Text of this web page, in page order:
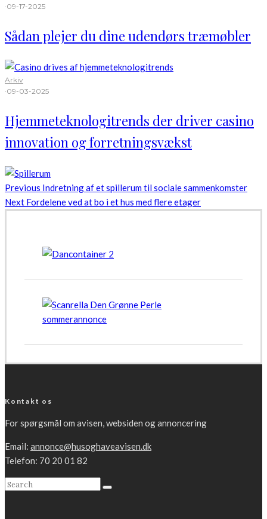
·09-17-2025
Sådan plejer du dine udendørs træmøbler
Arkiv
·09-03-2025
Hjemmeteknologitrends der driver casino
innovation og forretningsvækst
Previous Indretning af et spillerum til sociale sammenkomster
Next Fordelene ved at bo i et hus med flere etager
Kontakt os
For spørgsmål om avisen, websiden og annoncering
Email: annonce@husoghaveavisen.dk
Telefon: 70 20 01 82